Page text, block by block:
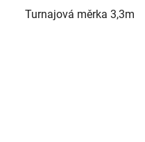
Turnajová měrka 3,3m